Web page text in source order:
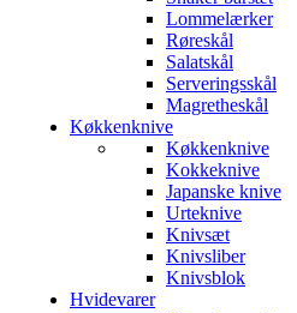
Lommelærker
Røreskål
Salatskål
Serveringsskål
Magretheskål
Køkkenknive
Køkkenknive
Kokkeknive
Japanske knive
Urteknive
Knivsæt
Knivsliber
Knivsblok
Hvidevarer